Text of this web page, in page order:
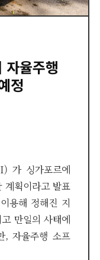
자율주행
정
가 싱가포르에
계획이라고 발표
용해 정해진 지
만일의 사태에
, 자율주행 소프